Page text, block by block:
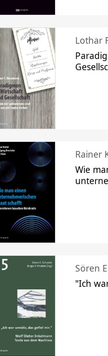
Lothar
Rainer
Wie
Sören
"Ich